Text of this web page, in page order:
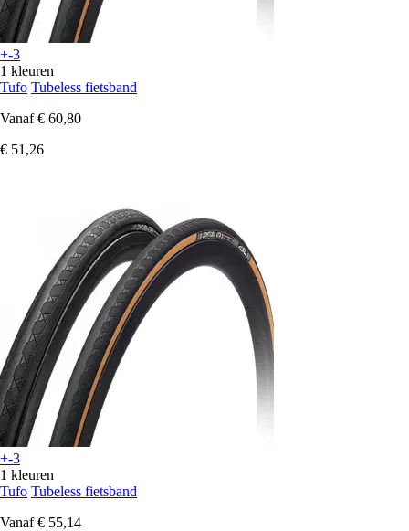
+-3
1 kleuren
Tufo Tubeless fietsband
Vanaf € 60,80
€ 51,26
+-3
1 kleuren
Tufo Tubeless fietsband
Vanaf € 55,14